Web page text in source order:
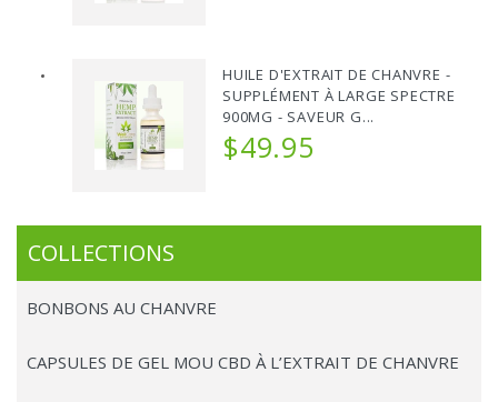
HUILE D'EXTRAIT DE CHANVRE -
SUPPLÉMENT À LARGE SPECTRE
900MG - SAVEUR G...
$49.95
COLLECTIONS
BONBONS AU CHANVRE
CAPSULES DE GEL MOU CBD À L’EXTRAIT DE CHANVRE